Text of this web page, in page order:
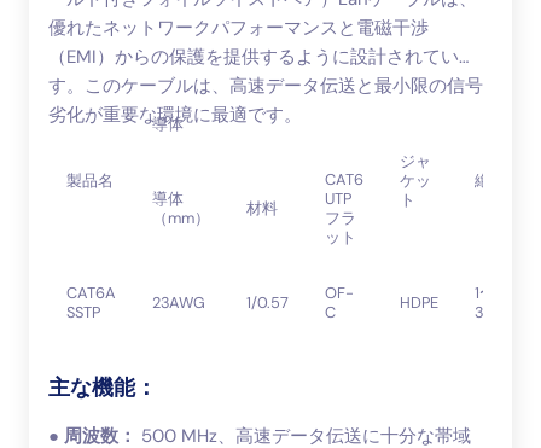
優れたネットワークパフォーマンスと電磁干渉
（EMI）からの保護を提供するように設計されていま
す。このケーブルは、高速データ伝送と最小限の信号
劣化が重要な環境に最適です。
製品名
導体
ジャ
ケッ
ト
絶縁
導体
（mm）
材料
CAT6
UTP
フラ
ット
CAT6A
SSTP
23AWG 1/0.57
OF-
C
HDPE
1〜
30m
主な機能：
● 周波数： 500 MHz、高速データ伝送に十分な帯域